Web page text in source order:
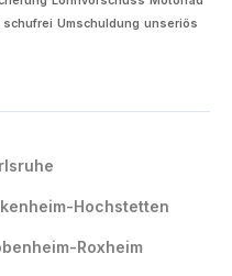
schufrei Umschuldung unseriös
Hochstetten
Roxheim